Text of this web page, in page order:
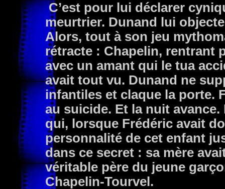
C’est pour lui déclarer
meurtrier. Dunand lui
Alors, tout à son jeu
rétracte : Chapelin, rentrant
avec un amant qui le tua
avait tout vu. Dunand ne
infantiles et claque la porte.
au suicide. Et la nuit
qui, lorsque Frédéric avait
personnalité de cet enfant
dans ce secret : sa mère
véritable père du jeune
Chapelin-Tourvel.